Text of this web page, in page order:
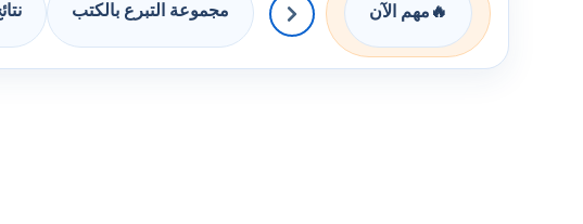
🔥 مهم الآن مجموعة التبرع بالكتب